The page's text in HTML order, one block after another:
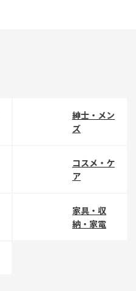
紳士・メン
ズ
コスメ・ケ
ア
家具・収
納・家電